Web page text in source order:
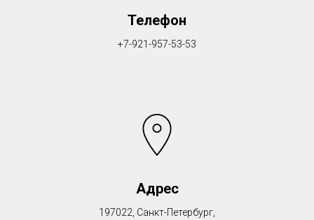
Телефон
+7-921-957-53-53
Адрес
197022, Санкт-Петербург,